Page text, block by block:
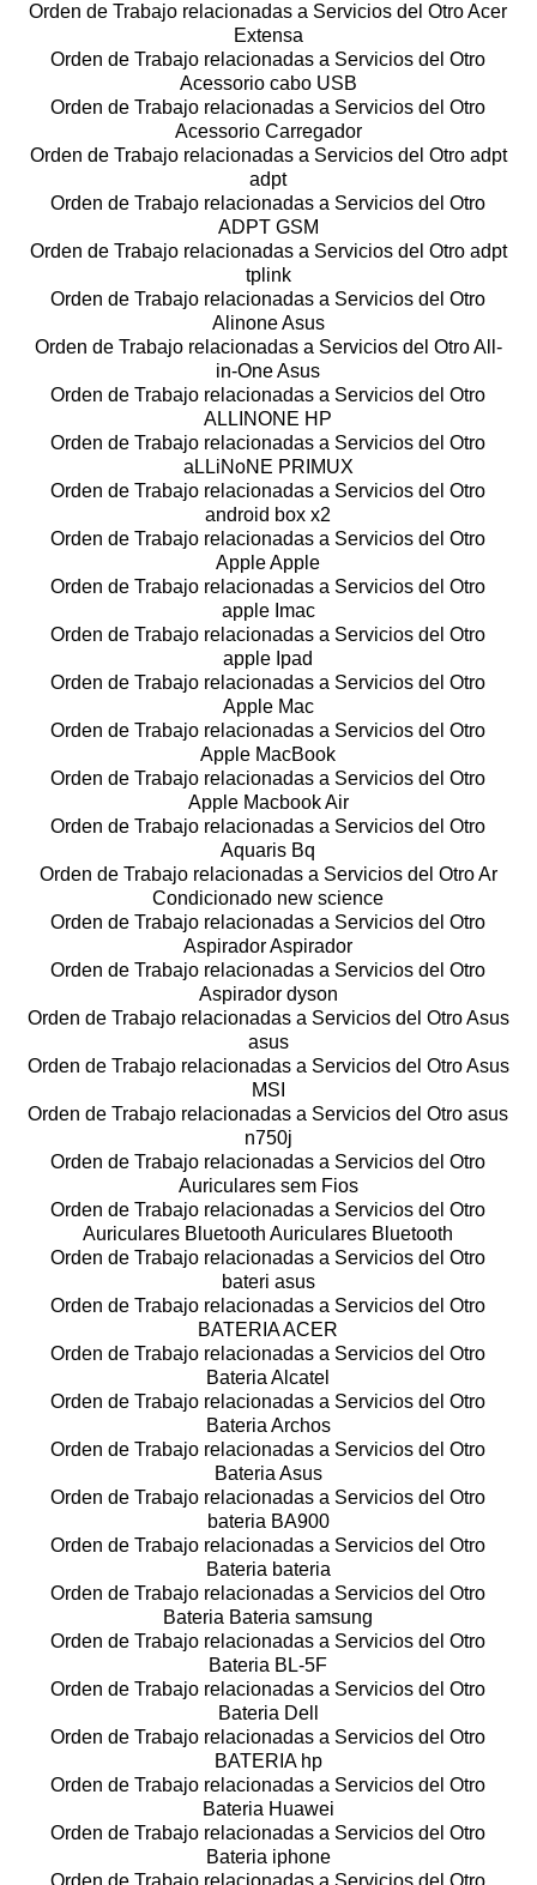
Orden de Trabajo relacionadas a Servicios del Otro Acer
Extensa
Orden de Trabajo relacionadas a Servicios del Otro
Acessorio cabo USB
Orden de Trabajo relacionadas a Servicios del Otro
Acessorio Carregador
Orden de Trabajo relacionadas a Servicios del Otro adpt
adpt
Orden de Trabajo relacionadas a Servicios del Otro
ADPT GSM
Orden de Trabajo relacionadas a Servicios del Otro adpt
tplink
Orden de Trabajo relacionadas a Servicios del Otro
Alinone Asus
Orden de Trabajo relacionadas a Servicios del Otro All-
in-One Asus
Orden de Trabajo relacionadas a Servicios del Otro
ALLINONE HP
Orden de Trabajo relacionadas a Servicios del Otro
aLLiNoNE PRIMUX
Orden de Trabajo relacionadas a Servicios del Otro
android box x2
Orden de Trabajo relacionadas a Servicios del Otro
Apple Apple
Orden de Trabajo relacionadas a Servicios del Otro
apple Imac
Orden de Trabajo relacionadas a Servicios del Otro
apple Ipad
Orden de Trabajo relacionadas a Servicios del Otro
Apple Mac
Orden de Trabajo relacionadas a Servicios del Otro
Apple MacBook
Orden de Trabajo relacionadas a Servicios del Otro
Apple Macbook Air
Orden de Trabajo relacionadas a Servicios del Otro
Aquaris Bq
Orden de Trabajo relacionadas a Servicios del Otro Ar
Condicionado new science
Orden de Trabajo relacionadas a Servicios del Otro
Aspirador Aspirador
Orden de Trabajo relacionadas a Servicios del Otro
Aspirador dyson
Orden de Trabajo relacionadas a Servicios del Otro Asus
asus
Orden de Trabajo relacionadas a Servicios del Otro Asus
MSI
Orden de Trabajo relacionadas a Servicios del Otro asus
n750j
Orden de Trabajo relacionadas a Servicios del Otro
Auriculares sem Fios
Orden de Trabajo relacionadas a Servicios del Otro
Auriculares Bluetooth Auriculares Bluetooth
Orden de Trabajo relacionadas a Servicios del Otro
bateri asus
Orden de Trabajo relacionadas a Servicios del Otro
BATERIA ACER
Orden de Trabajo relacionadas a Servicios del Otro
Bateria Alcatel
Orden de Trabajo relacionadas a Servicios del Otro
Bateria Archos
Orden de Trabajo relacionadas a Servicios del Otro
Bateria Asus
Orden de Trabajo relacionadas a Servicios del Otro
bateria BA900
Orden de Trabajo relacionadas a Servicios del Otro
Bateria bateria
Orden de Trabajo relacionadas a Servicios del Otro
Bateria Bateria samsung
Orden de Trabajo relacionadas a Servicios del Otro
Bateria BL-5F
Orden de Trabajo relacionadas a Servicios del Otro
Bateria Dell
Orden de Trabajo relacionadas a Servicios del Otro
BATERIA hp
Orden de Trabajo relacionadas a Servicios del Otro
Bateria Huawei
Orden de Trabajo relacionadas a Servicios del Otro
Bateria iphone